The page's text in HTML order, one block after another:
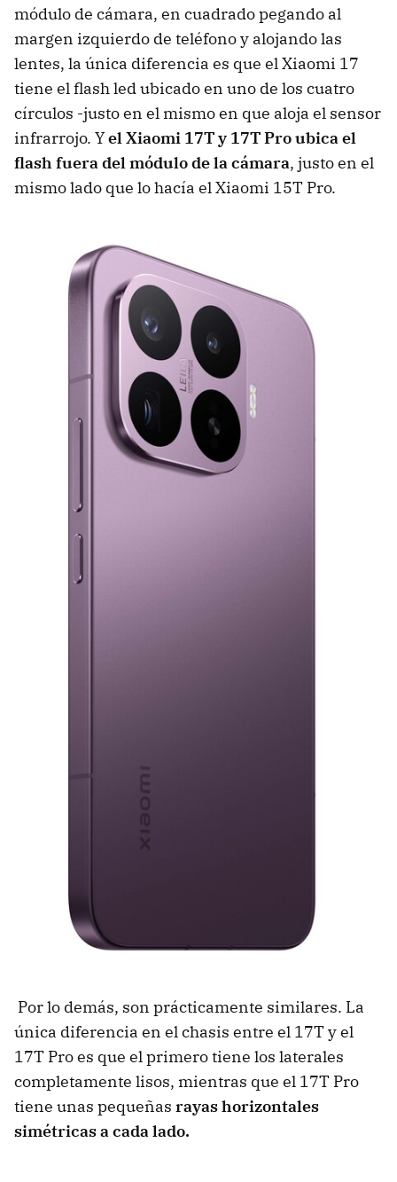
módulo de cámara, en cuadrado pegando al
margen izquierdo de teléfono y alojando las
lentes, la única diferencia es que el Xiaomi 17
tiene el flash led ubicado en uno de los cuatro
círculos -justo en el mismo en que aloja el sensor
infrarrojo. Yel Xiaomi 17T y 17T Pro ubica el
flash fuera del módulo de la cámara, justo en el
mismo lado que lo hacía el Xiaomi 15T Pro.
Por lo demás, son prácticamente similares. La
única diferencia en el chasis entre el 17T y el
17T Pro es que el primero tiene los laterales
completamente lisos, mientras que el 17T Pro
tiene unas pequeñas rayas horizontales
simétricas a cada lado.